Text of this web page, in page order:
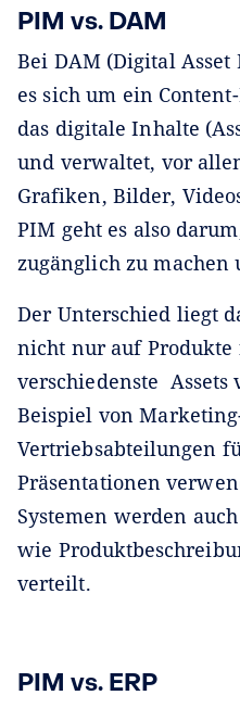
PIM vs. DAM
Bei DAM (Digital
es sich um ein
das digitale Inhalte
und verwaltet, vor
Grafiken, Bilder,
PIM geht es also
zugänglich zu
Der Unterschied liegt
nicht nur auf Produkte
verschiedenste
Beispiel von
Vertriebsabteilungen
Präsentationen
Systemen werden
wie
verteilt.
PIM vs. ERP